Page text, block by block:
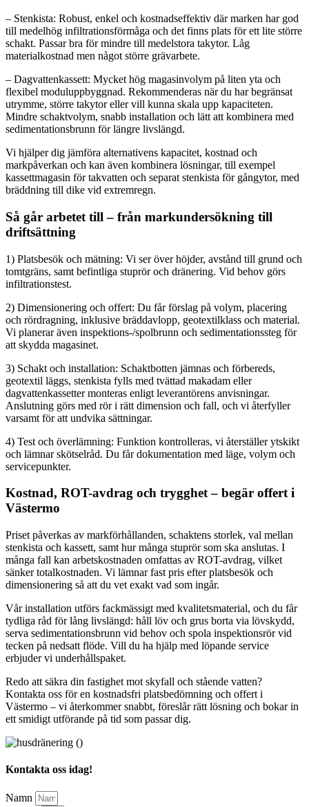
– Stenkista: Robust, enkel och kostnadseffektiv där marken har god
till medelhög infiltrationsförmåga och det finns plats för ett lite större
schakt. Passar bra för mindre till medelstora takytor. Låg
materialkostnad men något större grävarbete.
– Dagvattenkassett: Mycket hög magasinvolym på liten yta och
flexibel moduluppbyggnad. Rekommenderas när du har begränsat
utrymme, större takytor eller vill kunna skala upp kapaciteten.
Mindre schaktvolym, snabb installation och lätt att kombinera med
sedimentationsbrunn för längre livslängd.
Vi hjälper dig jämföra alternativens kapacitet, kostnad och
markpåverkan och kan även kombinera lösningar, till exempel
kassettmagasin för takvatten och separat stenkista för gångytor, med
bräddning till dike vid extremregn.
Så går arbetet till – från markundersökning till
driftsättning
1) Platsbesök och mätning: Vi ser över höjder, avstånd till grund och
tomtgräns, samt befintliga stuprör och dränering. Vid behov görs
infiltrationstest.
2) Dimensionering och offert: Du får förslag på volym, placering
och rördragning, inklusive bräddavlopp, geotextilklass och material.
Vi planerar även inspektions-/spolbrunn och sedimentationssteg för
att skydda magasinet.
3) Schakt och installation: Schaktbotten jämnas och förbereds,
geotextil läggs, stenkista fylls med tvättad makadam eller
dagvattenkassetter monteras enligt leverantörens anvisningar.
Anslutning görs med rör i rätt dimension och fall, och vi återfyller
varsamt för att undvika sättningar.
4) Test och överlämning: Funktion kontrolleras, vi återställer ytskikt
och lämnar skötselråd. Du får dokumentation med läge, volym och
servicepunkter.
Kostnad, ROT-avdrag och trygghet – begär offert i
Västermo
Priset påverkas av markförhållanden, schaktens storlek, val mellan
stenkista och kassett, samt hur många stuprör som ska anslutas. I
många fall kan arbetskostnaden omfattas av ROT-avdrag, vilket
sänker totalkostnaden. Vi lämnar fast pris efter platsbesök och
dimensionering så att du vet exakt vad som ingår.
Vår installation utförs fackmässigt med kvalitetsmaterial, och du får
tydliga råd för lång livslängd: håll löv och grus borta via lövskydd,
serva sedimentationsbrunn vid behov och spola inspektionsrör vid
tecken på nedsatt flöde. Vill du ha hjälp med löpande service
erbjuder vi underhållspaket.
Redo att säkra din fastighet mot skyfall och stående vatten?
Kontakta oss för en kostnadsfri platsbedömning och offert i
Västermo – vi återkommer snabbt, föreslår rätt lösning och bokar in
ett smidigt utförande på tid som passar dig.
Kontakta oss idag!
Namn